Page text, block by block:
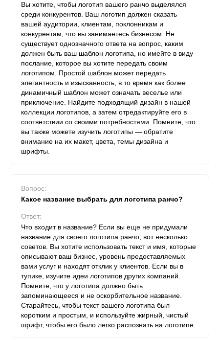
Вы хотите, чтобы логотип вашего ранчо выделялся
среди конкурентов. Ваш логотип должен сказать
вашей аудитории, клиентам, поклонникам и
конкурентам, что вы занимаетесь бизнесом. Не
существует однозначного ответа на вопрос, каким
должен быть ваш шаблон логотипа, но имейте в виду
послание, которое вы хотите передать своим
логотипом. Простой шаблон может передать
элегантность и изысканность, в то время как более
динамичный шаблон может означать веселье или
приключение. Найдите подходящий дизайн в нашей
коллекции логотипов, а затем отредактируйте его в
соответствии со своими потребностями. Помните, что
вы также можете изучить логотипы — обратите
внимание на их макет, цвета, темы дизайна и
шрифты.
Вопрос:
Какое название выбрать для логотипа ранчо?
Ответ:
Что входит в название? Если вы еще не придумали
название для своего логотипа ранчо, вот несколько
советов. Вы хотите использовать текст и имя, которые
описывают ваш бизнес, уровень предоставляемых
вами услуг и находят отклик у клиентов. Если вы в
тупике, изучите идеи логотипов других компаний.
Помните, что у логотипа должно быть
запоминающееся и не оскорбительное название.
Старайтесь, чтобы текст вашего логотипа был
коротким и простым, и используйте жирный, чистый
шрифт, чтобы его было легко распознать на логотипе.